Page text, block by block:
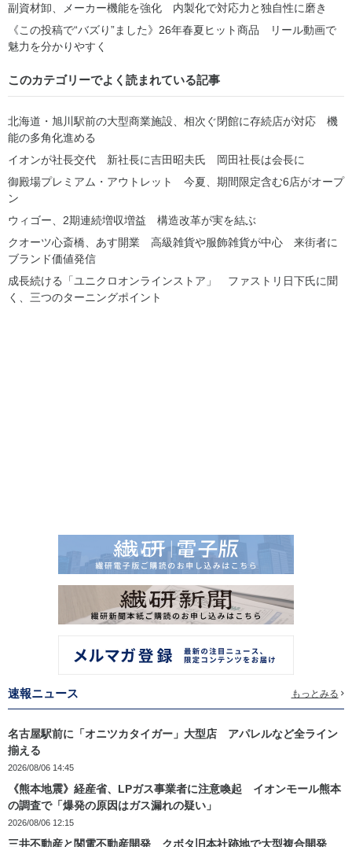
副資材卸、メーカー機能を強化 内製化で対応力と独自性に磨き
《この投稿で“バズり”ました》26年春夏ヒット商品 リール動画で
魅力を分かりやすく
このカテゴリーでよく読まれている記事
北海道・旭川駅前の大型商業施設、相次ぐ閉館に存続店が対応 機
能の多角化進める
イオンが社長交代 新社長に吉田昭夫氏 岡田社長は会長に
御殿場プレミアム・アウトレット 今夏、期間限定含む6店がオープ
ン
ウィゴー、2期連続増収増益 構造改革が実を結ぶ
クオーツ心斎橋、あす開業 高級雑貨や服飾雑貨が中心 来街者に
ブランド価値発信
成長続ける「ユニクロオンラインストア」 ファストリ日下氏に聞
く、三つのターニングポイント
速報ニュース もっとみる
名古屋駅前に「オニツカタイガー」大型店 アパレルなど全ライン
揃える
2026/08/06 14:45
《熊本地震》経産省、LPガス事業者に注意喚起 イオンモール熊本
の調査で「爆発の原因はガス漏れの疑い」
2026/08/06 12:15
三井不動産と関電不動産開発 クボタ旧本社跡地で大型複合開発